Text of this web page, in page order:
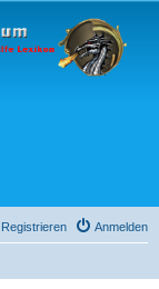
Anmelden
Registrieren